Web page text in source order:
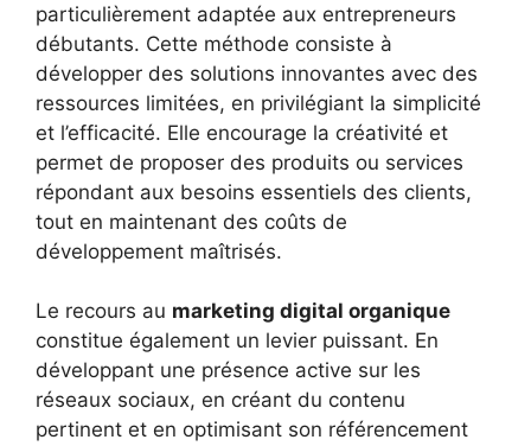
particulièrement adaptée aux entrepreneurs
débutants. Cette méthode consiste à
développer des solutions innovantes avec des
ressources limitées, en privilégiant la simplicité
et l’efficacité. Elle encourage la créativité et
permet de proposer des produits ou services
répondant aux besoins essentiels des clients,
tout en maintenant des coûts de
développement maîtrisés.
Le recours au marketing digital organique
constitue également un levier puissant. En
développant une présence active sur les
réseaux sociaux, en créant du contenu
pertinent et en optimisant son référencement